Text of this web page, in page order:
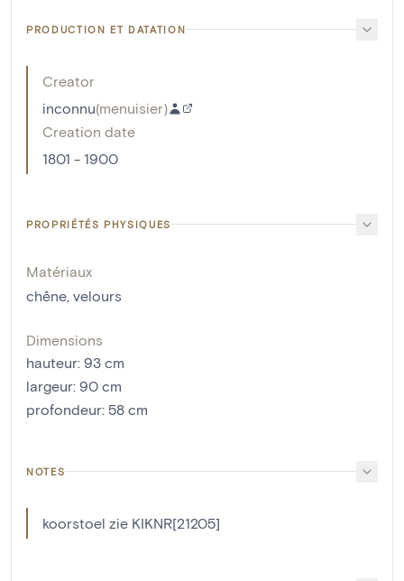
PRODUCTION ET DATATION
Creator
inconnu(menuisier)
Creation date
1801 - 1900
PROPRIÉTÉS PHYSIQUES
Matériaux
chêne velours
Dimensions
hauteur: 93 cm
largeur: 90 cm
profondeur: 58 cm
NOTES
koorstoel zie KIKNR[21205]